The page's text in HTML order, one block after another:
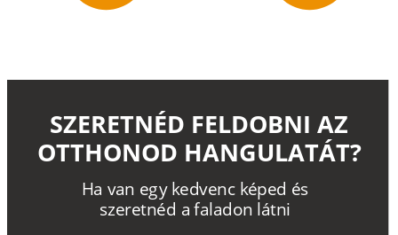
Ha van egy kedvenc képed és
szeretnéd a faladon látni
SZERETNÉD FELDOBNI AZ
OTTHONOD HANGULATÁT?